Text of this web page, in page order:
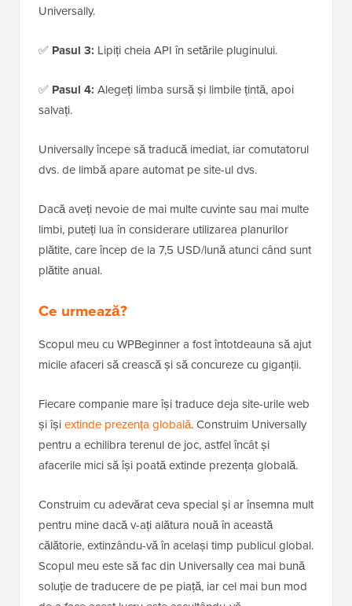
Universally.
✅ Pasul 3: Lipiți cheia API în setările pluginului.
✅ Pasul 4: Alegeți limba sursă și limbile țintă, apoi
salvați.
Universally începe să traducă imediat, iar comutatorul
dvs. de limbă apare automat pe site-ul dvs.
Dacă aveți nevoie de mai multe cuvinte sau mai multe
limbi, puteți lua în considerare utilizarea planurilor
plătite, care încep de la 7,5 USD/lună atunci când sunt
plătite anual.
Ce urmează?
Scopul meu cu WPBeginner a fost întotdeauna să ajut
micile afaceri să crească și să concureze cu giganții.
Fiecare companie mare își traduce deja site-urile web
și îșiextinde prezența globală. Construim Universally
pentru a echilibra terenul de joc, astfel încât și
afacerile mici să își poată extinde prezența globală.
Construim cu adevărat ceva special și ar însemna mult
pentru mine dacă v-ați alătura nouă în această
călătorie, extinzându-vă în același timp publicul global.
Scopul meu este să fac din Universally cea mai bună
soluție de traducere de pe piață, iar cel mai bun mod